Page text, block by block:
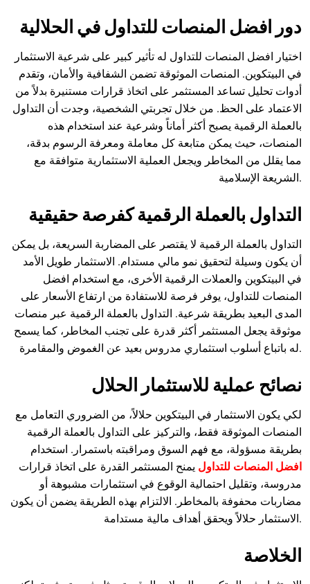
دور افضل المنصات للتداول في الحلالية
اختيار افضل المنصات للتداول له تأثير كبير على شرعية الاستثمار
في البيتكوين. المنصات الموثوقة تضمن الشفافية والأمان، وتقدم
أدوات تحليل تساعد المستثمر على اتخاذ قرارات مستنيرة بدلاً من
الاعتماد على الحظ. من خلال تجربتي الشخصية، وجدت أن التداول
بالعملة الرقمية يصبح أكثر أماناً وشرعية عند استخدام هذه
المنصات، حيث يمكن متابعة كل معاملة ومعرفة الرسوم بدقة،
مما يقلل من المخاطر ويجعل العملية الاستثمارية متوافقة مع
الشريعة الإسلامية.
التداول بالعملة الرقمية كفرصة حقيقية
التداول بالعملة الرقمية لا يقتصر على المضاربة السريعة، بل يمكن
أن يكون وسيلة لتحقيق نمو مالي مستدام. الاستثمار طويل الأمد
في البيتكوين والعملات الرقمية الأخرى، مع استخدام افضل
المنصات للتداول، يوفر فرصة للاستفادة من ارتفاع الأسعار على
المدى البعيد بطريقة شرعية. التداول بالعملة الرقمية عبر منصات
موثوقة يجعل المستثمر أكثر قدرة على تجنب المخاطر، كما يسمح
له باتباع أسلوب استثماري مدروس بعيد عن الغموض والمقامرة.
نصائح عملية للاستثمار الحلال
لكي يكون الاستثمار في البيتكوين حلالاً، من الضروري التعامل مع
المنصات الموثوقة فقط، والتركيز على التداول بالعملة الرقمية
بطريقة مسؤولة، مع فهم السوق ومراقبته باستمرار. استخدام
افضل المنصات للتداول يمنح المستثمر القدرة على اتخاذ قرارات
مدروسة، وتقليل احتمالية الوقوع في استثمارات مشبوهة أو
مضاربات محفوفة بالمخاطر. الالتزام بهذه الطريقة يضمن أن يكون
الاستثمار حلالاً ويحقق أهداف مالية مستدامة.
الخلاصة